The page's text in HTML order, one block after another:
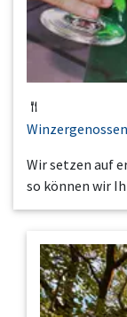
Wir setzen auf
so können wir